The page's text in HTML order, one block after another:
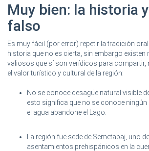
Muy bien: la historia
falso
Es muy fácil (por error) repetir la tradición
historia que no es cierta, sin embargo
valiosos que sí son verídicos para compartir,
el valor turístico y cultural de la región:
No se conoce desagüe natural visible
esto significa que no se conoce ningún
el agua abandone el Lago.
La región fue sede de Semetabaj, uno
asentamientos prehispánicos en la